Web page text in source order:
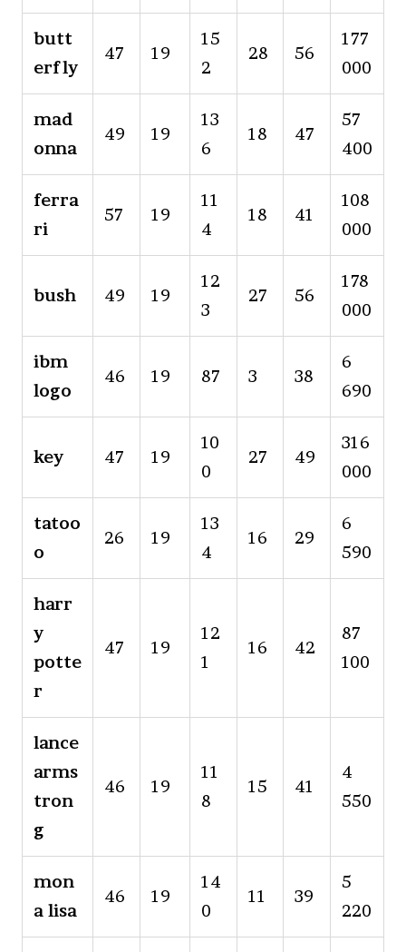
butt
erfly
47 19
15
2
28 56
177
000
mad
onna
49 19
13
6
18 47
57
400
ferra
ri
57 19
11
4
18 41
108
000
bush 49 19
12
3
27 56
178
000
ibm
logo
46 19 87 3 38
6
690
key 47 19
10
0
27 49
316
000
tatoo
o
26 19
13
4
16 29
6
590
harr
y
potte
r
47 19
12
1
16 42
87
100
lance
arms
tron
g
46 19
11
8
15 41
4
550
mon
a lisa
46 19
14
0
11 39
5
220